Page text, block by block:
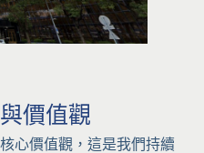
價值觀
心價值觀，這是我們持續